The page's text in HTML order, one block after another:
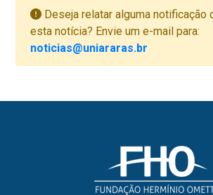
Deseja relatar alguma notificação
esta notícia? Envie um e-mail para:
noticias@uniararas.br